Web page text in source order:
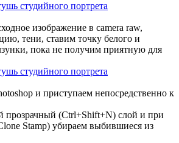
изображение в camera raw,
тени, ставим точку белого и
пока не получим приятную для
и приступаем непосредственно к
(Ctrl+Shift+N) слой и при
Stamp) убираем выбившиеся из